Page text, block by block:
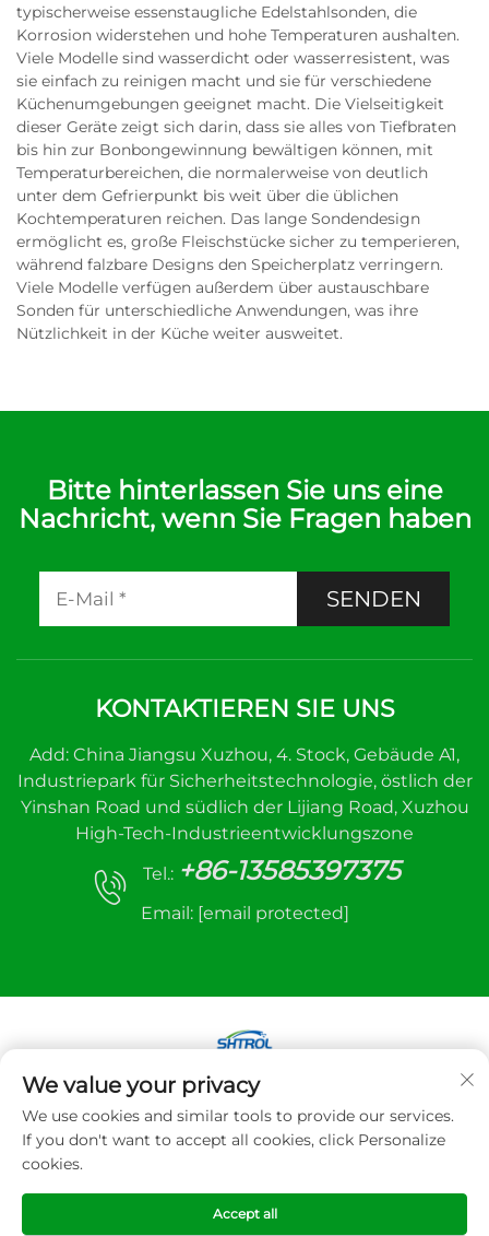
typischerweise essenstaugliche Edelstahlsonden, die
Korrosion widerstehen und hohe Temperaturen aushalten.
Viele Modelle sind wasserdicht oder wasserresistent, was
sie einfach zu reinigen macht und sie für verschiedene
Küchenumgebungen geeignet macht. Die Vielseitigkeit
dieser Geräte zeigt sich darin, dass sie alles von Tiefbraten
bis hin zur Bonbongewinnung bewältigen können, mit
Temperaturbereichen, die normalerweise von deutlich
unter dem Gefrierpunkt bis weit über die üblichen
Kochtemperaturen reichen. Das lange Sondendesign
ermöglicht es, große Fleischstücke sicher zu temperieren,
während falzbare Designs den Speicherplatz verringern.
Viele Modelle verfügen außerdem über austauschbare
Sonden für unterschiedliche Anwendungen, was ihre
Nützlichkeit in der Küche weiter ausweitet.
Bitte hinterlassen Sie uns eine
Nachricht, wenn Sie Fragen haben
SENDEN
KONTAKTIEREN SIE UNS
Add: China Jiangsu Xuzhou, 4. Stock, Gebäude A1,
Industriepark für Sicherheitstechnologie, östlich der
Yinshan Road und südlich der Lijiang Road, Xuzhou
High-Tech-Industrieentwicklungszone
Tel.: +86-13585397375
Email: [email protected]
Copyright © 2025 Xuzhou Sanhe Automatic
Control Equipment Co., LTD. Alle Rechte
vorbehalten
We value your privacy
We use cookies and similar tools to provide our services.
If you don't want to accept all cookies, click Personalize
cookies.
Accept all